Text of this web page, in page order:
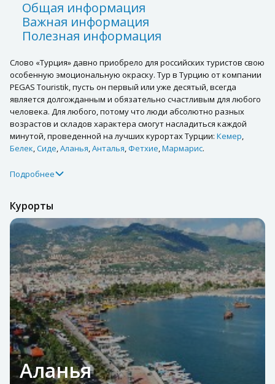
Общая информация
Важная информация
Полезная информация
Слово «Турция» давно приобрело для российских туристов свою
особенную эмоциональную окраску. Тур в Турцию от компании
PEGAS Touristik, пусть он первый или уже десятый, всегда
является долгожданным и обязательно счастливым для любого
человека. Для любого, потому что люди абсолютно разных
возрастов и складов характера смогут насладиться каждой
минутой, проведенной на лучших курортах Турции: Кемер
Белек Сиде Аланья Анталья Фетхие Мармарис.
Подробнее
Курорты
Аланья